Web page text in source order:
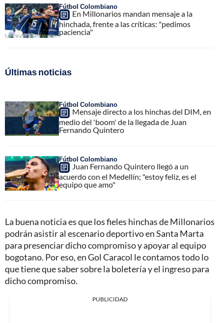
Fútbol Colombiano
En Millonarios mandan mensaje a la
hinchada, frente a las críticas: "pedimos
paciencia"
Últimas noticias
Fútbol Colombiano
Mensaje directo a los hinchas del DIM, en
medio del 'boom' de la llegada de Juan
Fernando Quintero
Fútbol Colombiano
Juan Fernando Quintero llegó a un
acuerdo con el Medellín; "estoy feliz, es el
equipo que amo"
La buena noticia es que los fieles hinchas de Millonarios
podrán asistir al escenario deportivo en Santa Marta
para presenciar dicho compromiso y apoyar al equipo
bogotano. Por eso, en Gol Caracol le contamos todo lo
que tiene que saber sobre la boletería y el ingreso para
dicho compromiso.
PUBLICIDAD